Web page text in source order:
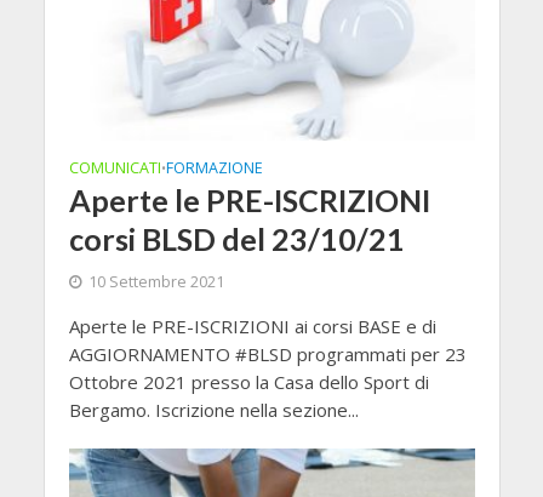
COMUNICATI•FORMAZIONE
Aperte le PRE-ISCRIZIONI
corsi BLSD del 23/10/21
10 Settembre 2021
Aperte le PRE-ISCRIZIONI ai corsi BASE e di
AGGIORNAMENTO #BLSD programmati per 23
Ottobre 2021 presso la Casa dello Sport di
Bergamo. Iscrizione nella sezione...